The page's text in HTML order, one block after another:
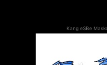
Kang eSBe